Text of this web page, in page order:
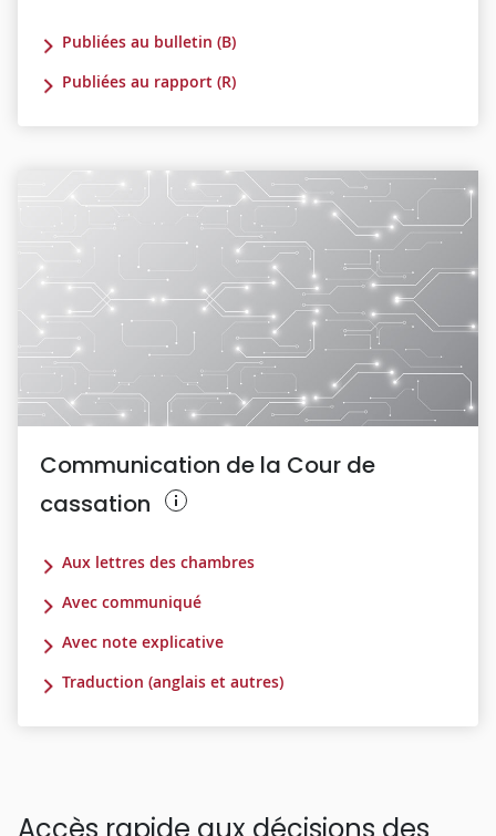
Publiées au bulletin (B)
Publiées au rapport (R)
Communication de la Cour de
cassation
Aux lettres des chambres
Avec communiqué
Avec note explicative
Traduction (anglais et autres)
Accès rapide aux décisions des